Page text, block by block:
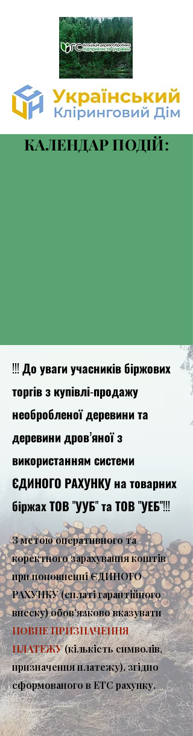
КАЛЕНДАР ПОДІЙ:
!!! До уваги учасників біржових
торгів з купівлі-продажу
необробленої деревини та
деревини дров’яної з
використанням системи
ЄДИНОГО РАХУНКУ на товарних
біржах ТОВ "УУБ" та ТОВ "УЕБ"!!!
З метою оперативного та
коректного зарахування коштів
при поповненні ЄДИНОГО
РАХУНКУ (сплаті гарантійного
внеску) обов’язково вказувати
ПОВНЕ ПРИЗНАЧЕННЯ
ПЛАТЕЖУ(кількість символів,
призначення платежу), згідно
сформованого в ЕТС рахунку.